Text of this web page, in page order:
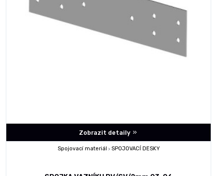
Zobrazit detaily
Spojovací materiál >SPOJOVACÍ DESKY